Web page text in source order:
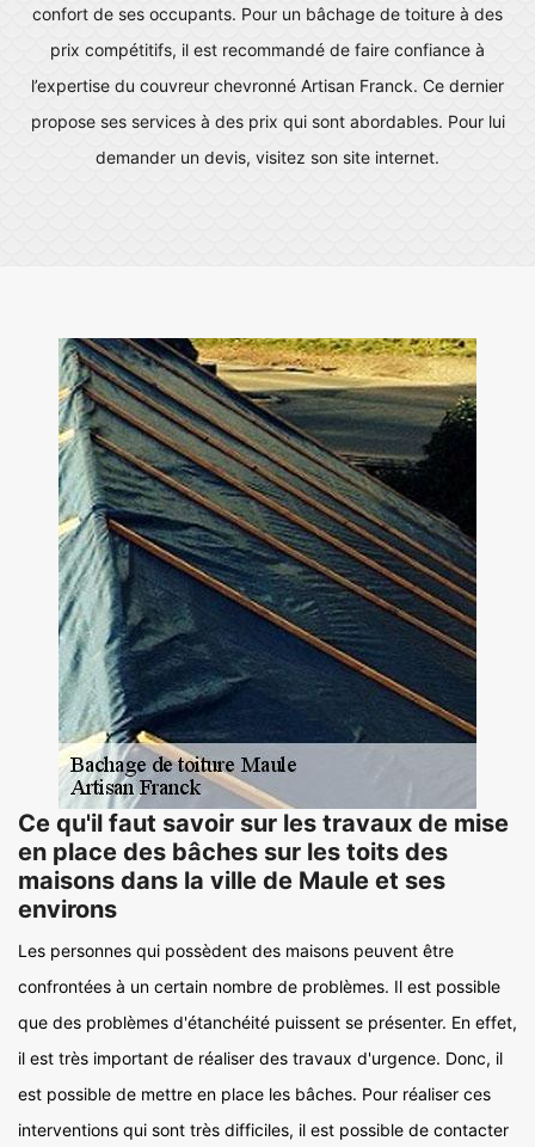
confort de ses occupants. Pour un bâchage de toiture à des
prix compétitifs, il est recommandé de faire confiance à
l’expertise du couvreur chevronné Artisan Franck. Ce dernier
propose ses services à des prix qui sont abordables. Pour lui
demander un devis, visitez son site internet.
Ce qu'il faut savoir sur les travaux de mise
en place des bâches sur les toits des
maisons dans la ville de Maule et ses
environs
Les personnes qui possèdent des maisons peuvent être
confrontées à un certain nombre de problèmes. Il est possible
que des problèmes d'étanchéité puissent se présenter. En effet,
il est très important de réaliser des travaux d'urgence. Donc, il
est possible de mettre en place les bâches. Pour réaliser ces
interventions qui sont très difficiles, il est possible de contacter